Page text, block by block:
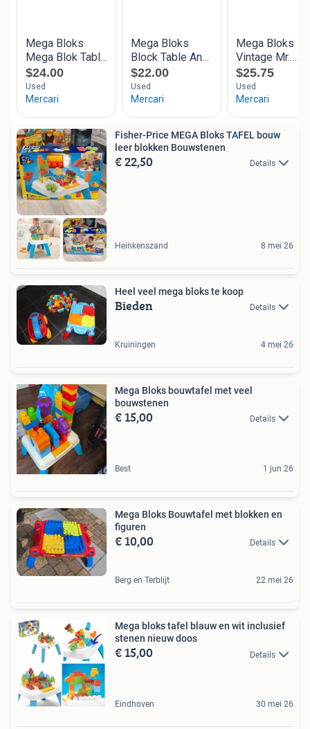
Fisher-Price MEGA Bloks TAFEL bouw
leer blokken Bouwstenen
€ 22,50 Details
Heinkenszand 8 mei 26
Heel veel mega bloks te koop
Bieden Details
Kruiningen 4 mei 26
Mega Bloks bouwtafel met veel
bouwstenen
€ 15,00 Details
Best 1 jun 26
Mega Bloks Bouwtafel met blokken en
figuren
€ 10,00 Details
Berg en Terblijt 22 mei 26
Mega bloks tafel blauw en wit inclusief
stenen nieuw doos
€ 15,00 Details
Eindhoven 30 mei 26